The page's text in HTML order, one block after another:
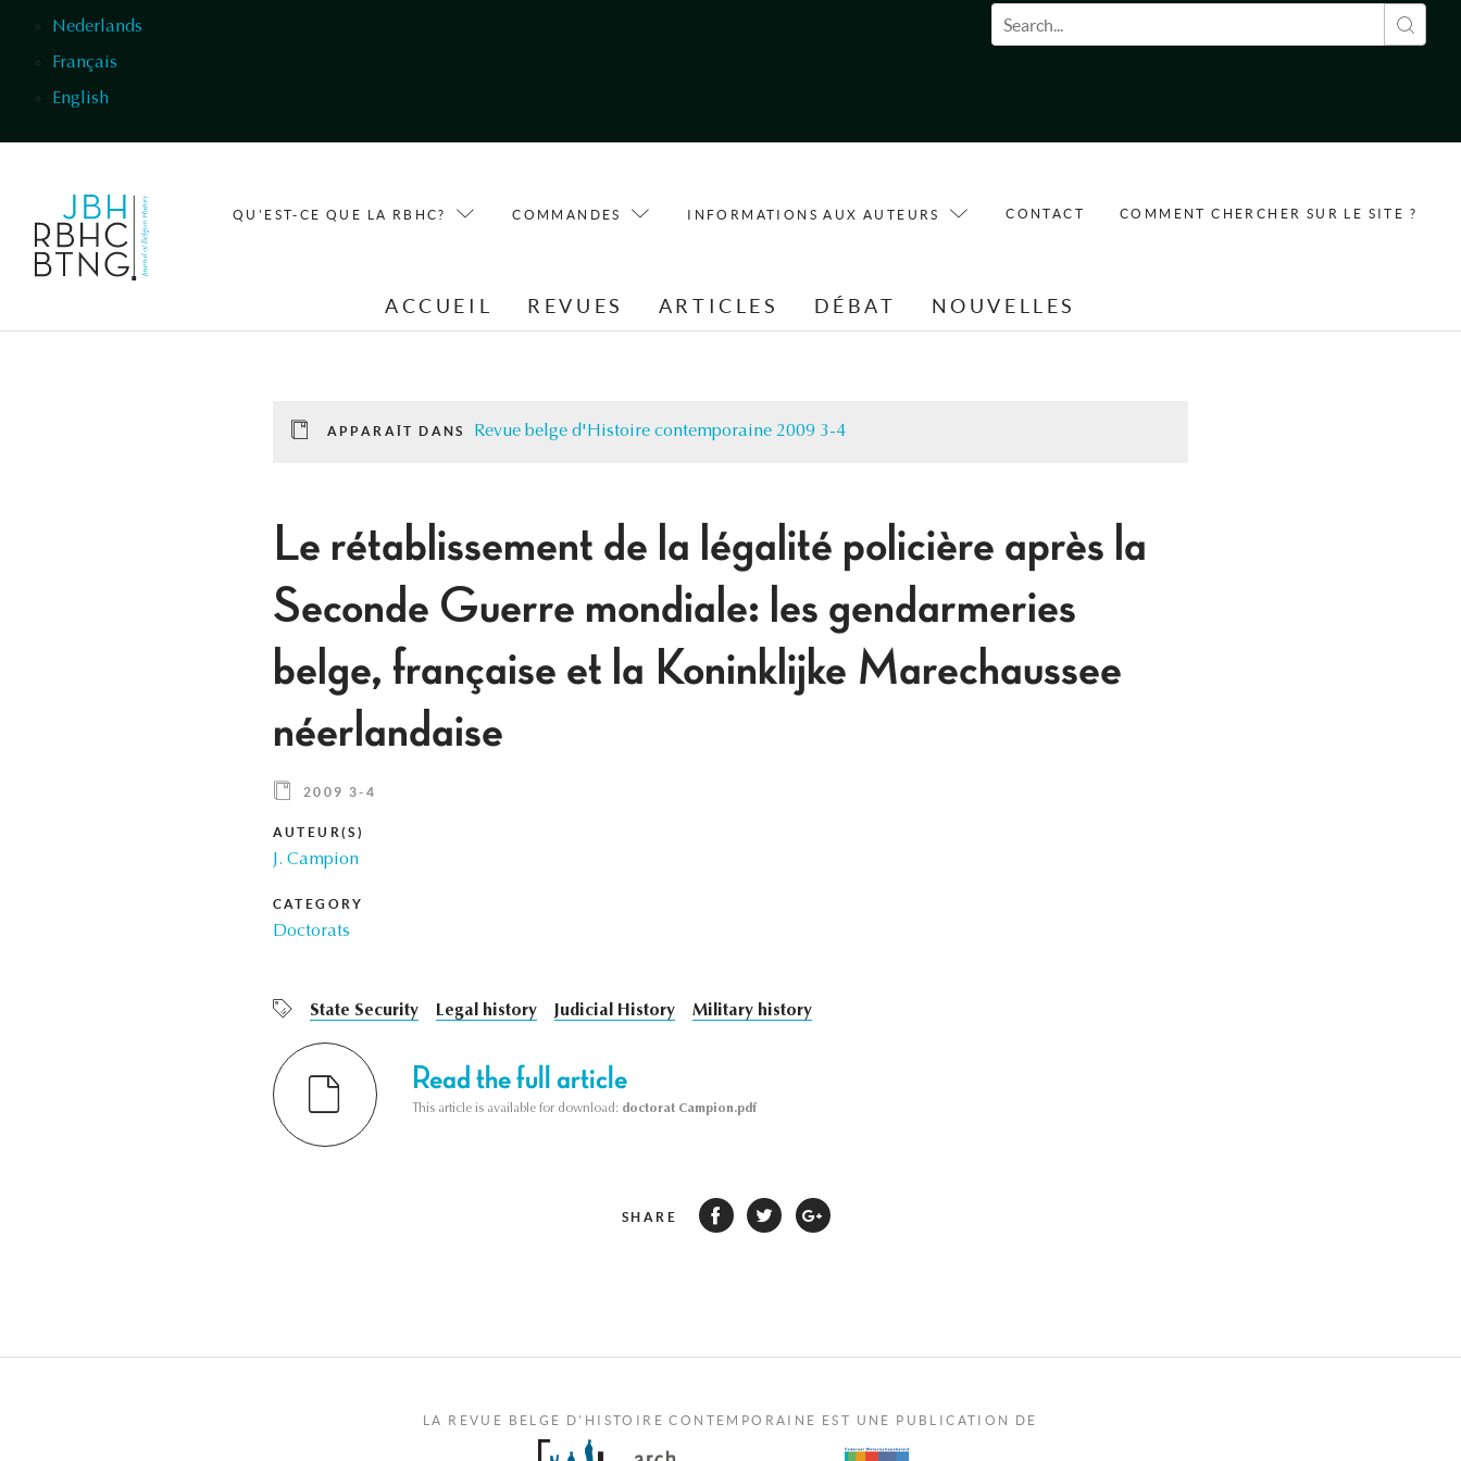
Nederlands
Français
English
Formulaire de recherche
QU'EST-CE QUE LA RBHC? COMMANDES INFORMATIONS AUX AUTEURS CONTACT COMMENT CHERCHER SUR LE SITE ?
ACCUEIL REVUES ARTICLES DÉBAT NOUVELLES
APPARAÎT DANS Revue belge d'Histoire contemporaine 2009 3-4
Le rétablissement de la légalité policière après la
Seconde Guerre mondiale: les gendarmeries
belge, française et la Koninklijke Marechaussee
néerlandaise
2009 3-4
AUTEUR(S)
J. Campion
CATEGORY
Doctorats
State Security Legal history Judicial History Military history
Read the full article
This article is available for download: doctorat Campion.pdf
SHARE
LA REVUE BELGE D'HISTOIRE CONTEMPORAINE EST UNE PUBLICATION DE